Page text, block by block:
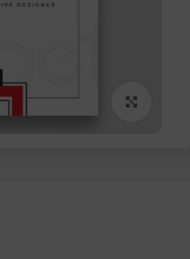
برای بزرگنمایی کلیک کنید